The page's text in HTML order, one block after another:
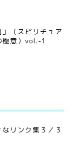
」（スピリチュア
極意）vol.-1
リンク集３／３